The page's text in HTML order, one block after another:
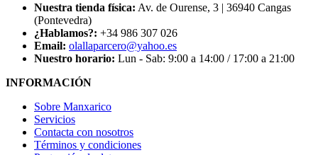
Nuestra tienda física: Av. de Ourense, 3 | 36940 Cangas
(Pontevedra)
¿Hablamos?: +34 986 307 026
Email: olallaparcero@yahoo.es
Nuestro horario: Lun - Sab: 9:00 a 14:00 / 17:00 a 21:00
INFORMACIÓN
Sobre Manxarico
Servicios
Contacta con nosotros
Términos y condiciones